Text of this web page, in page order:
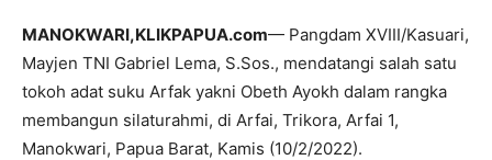
MANOKWARI,KLIKPAPUA.com— Pangdam XVIII/Kasuari,
Mayjen TNI Gabriel Lema, S.Sos., mendatangi salah satu
tokoh adat suku Arfak yakni Obeth Ayokh dalam rangka
membangun silaturahmi, di Arfai, Trikora, Arfai 1,
Manokwari, Papua Barat, Kamis (10/2/2022).